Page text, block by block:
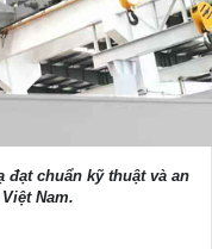
đạt chuẩn kỹ thuật và an
Nam.